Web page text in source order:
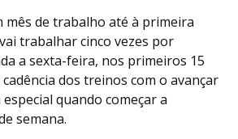
mês de trabalho até à primeira
trabalhar cinco vezes por
a sexta-feira, nos primeiros 15
dos treinos com o avançar
quando começar a
semana.